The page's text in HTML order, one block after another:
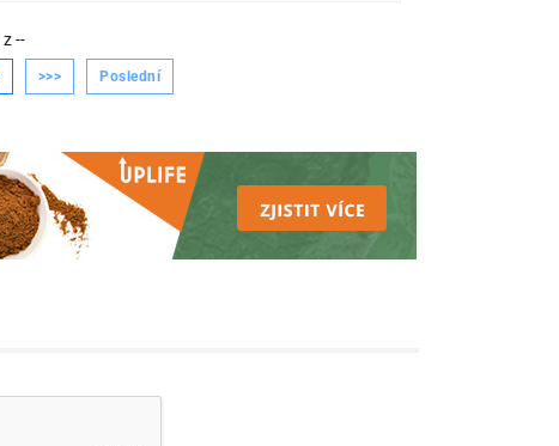
z--
>>> Poslední